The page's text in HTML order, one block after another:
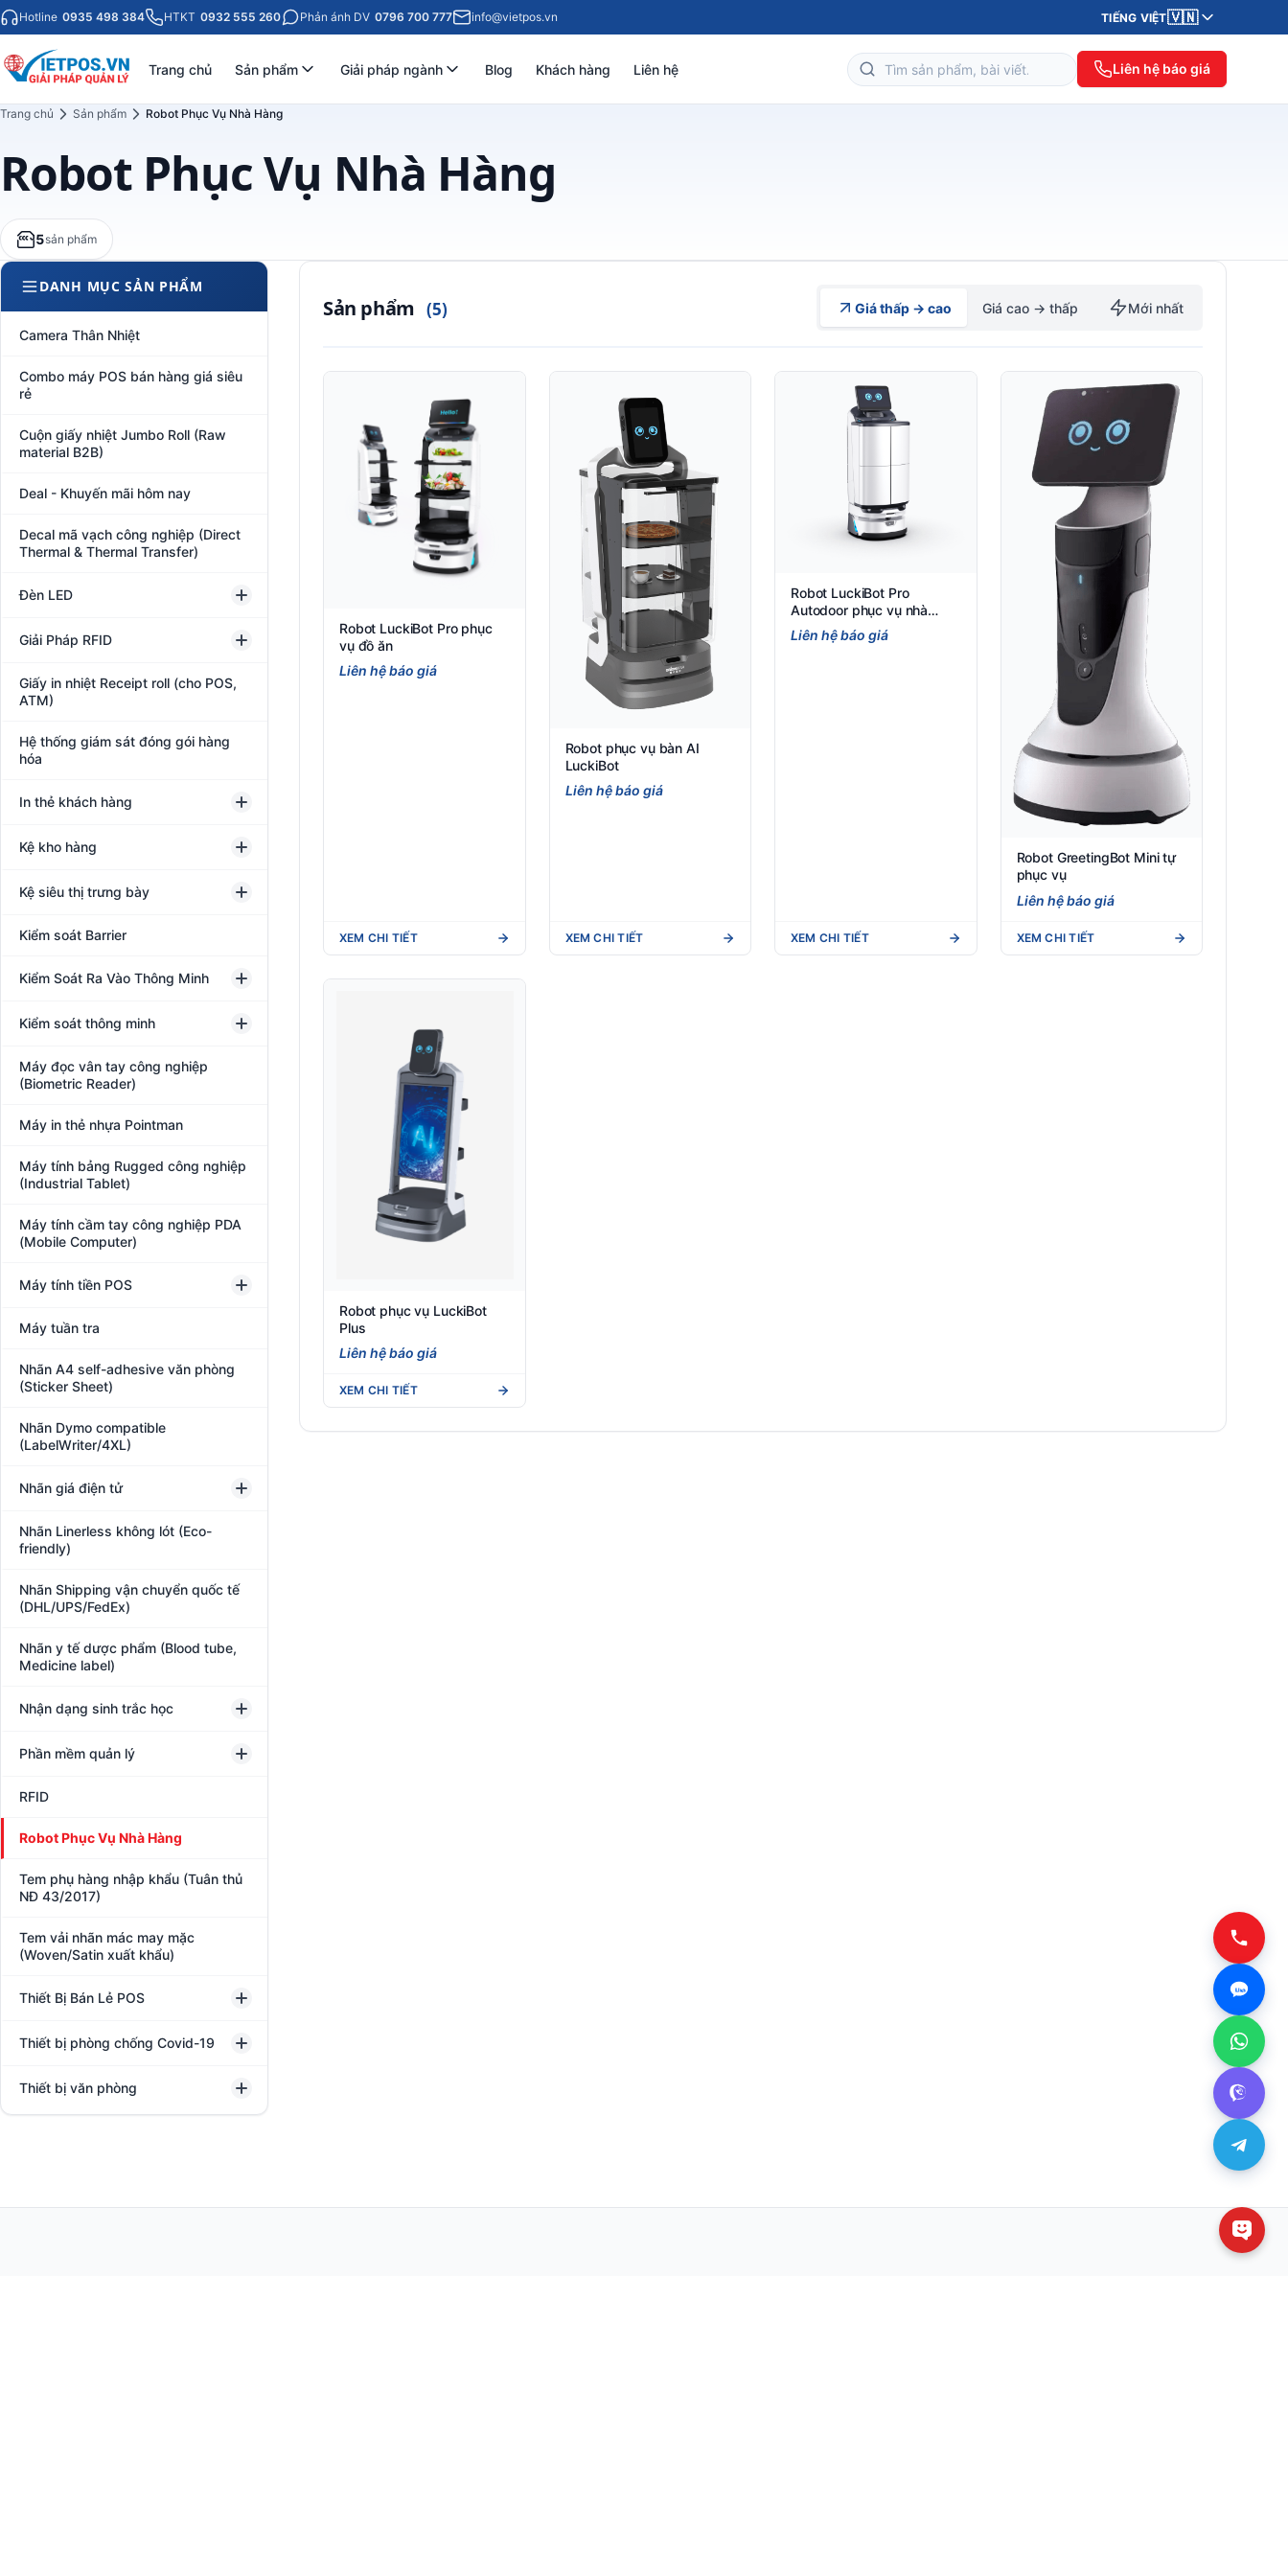
Hotline 0935 498 384 HTKT 0932 555 260 Phản ánh DV 0796 700 777 info@vietpos.vn TIẾNG VIỆT🇻🇳
Trang chủ Sản phẩm Giải pháp ngành Blog Khách hàng Liên hệ Liên hệ báo giá
Trang chủ Sản phẩm Robot Phục Vụ Nhà Hàng
Robot Phục Vụ Nhà Hàng
5sản phẩm
DANH MỤC SẢN PHẨM
Camera Thân Nhiệt
Combo máy POS bán hàng giá siêu
rẻ
Cuộn giấy nhiệt Jumbo Roll (Raw
material B2B)
Deal - Khuyến mãi hôm nay
Decal mã vạch công nghiệp (Direct
Thermal & Thermal Transfer)
Đèn LED
Giải Pháp RFID
Giấy in nhiệt Receipt roll (cho POS,
ATM)
Hệ thống giám sát đóng gói hàng
hóa
In thẻ khách hàng
Kệ kho hàng
Kệ siêu thị trưng bày
Kiểm soát Barrier
Kiểm Soát Ra Vào Thông Minh
Kiểm soát thông minh
Máy đọc vân tay công nghiệp
(Biometric Reader)
Máy in thẻ nhựa Pointman
Máy tính bảng Rugged công nghiệp
(Industrial Tablet)
Máy tính cầm tay công nghiệp PDA
(Mobile Computer)
Máy tính tiền POS
Máy tuần tra
Nhãn A4 self-adhesive văn phòng
(Sticker Sheet)
Nhãn Dymo compatible
(LabelWriter/4XL)
Nhãn giá điện tử
Nhãn Linerless không lót (Eco-
friendly)
Nhãn Shipping vận chuyển quốc tế
(DHL/UPS/FedEx)
Nhãn y tế dược phẩm (Blood tube,
Medicine label)
Nhận dạng sinh trắc học
Phần mềm quản lý
RFID
Robot Phục Vụ Nhà Hàng
Tem phụ hàng nhập khẩu (Tuân thủ
NĐ 43/2017)
Tem vải nhãn mác may mặc
(Woven/Satin xuất khẩu)
Thiết Bị Bán Lẻ POS
Thiết bị phòng chống Covid-19
Thiết bị văn phòng
Sản phẩm (5) Giá thấp → cao Giá cao → thấp Mới nhất
Robot LuckiBot Pro phục
vụ đồ ăn
Liên hệ báo giá
XEM CHI TIẾT
Robot phục vụ bàn AI
LuckiBot
Liên hệ báo giá
XEM CHI TIẾT
Robot LuckiBot Pro
Autodoor phục vụ nhà
hàng
Liên hệ báo giá
XEM CHI TIẾT
Robot GreetingBot Mini tự
phục vụ
Liên hệ báo giá
XEM CHI TIẾT
Robot phục vụ LuckiBot
Plus
Liên hệ báo giá
XEM CHI TIẾT